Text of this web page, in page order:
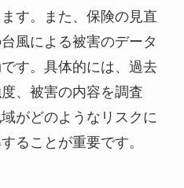
す。また、保険の見直
風による被害のデータ
す。具体的には、過去
、被害の内容を調査
がどのようなリスクに
ることが重要です。